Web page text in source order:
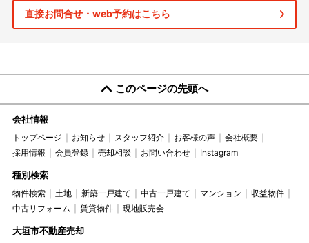
直接お問合せ・web予約はこちら
このページの先頭へ
会社情報
トップページ お知らせ スタッフ紹介 お客様の声
会社概要
採用情報
会員登録 売却相談 お問い合わせ Instagram
種別検索
物件検索 土地 新築一戸建て 中古一戸建て マンション
収益物件
中古リフォーム
賃貸物件 現地販売会
大垣市不動産売却